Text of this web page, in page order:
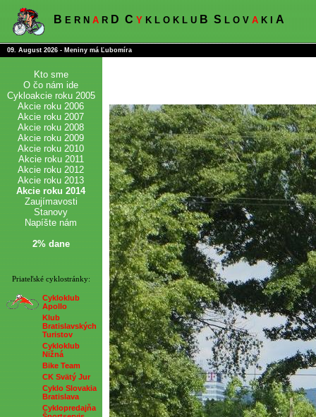
B E R N A R D C Y K L O K L U B S L O V A K I A
09. August 2026 - Meniny má Ľubomíra
Kto sme
O čo nám ide
Cykloakcie roku 2005
Akcie roku 2006
Akcie roku 2007
Akcie roku 2008
Akcie roku 2009
Akcie roku 2010
Akcie roku 2011
Akcie roku 2012
Akcie roku 2013
Akcie roku 2014
Zaujímavosti
Stanovy
Napíšte nám
2% dane
Priateľské cyklostránky:
Cykloklub
Apollo
Klub
Bratislavských
Turistov
Cykloklub
Nižná
Bike Team
CK Svätý Jur
Cyklo Slovakia
Bratislava
Cyklopredajňa